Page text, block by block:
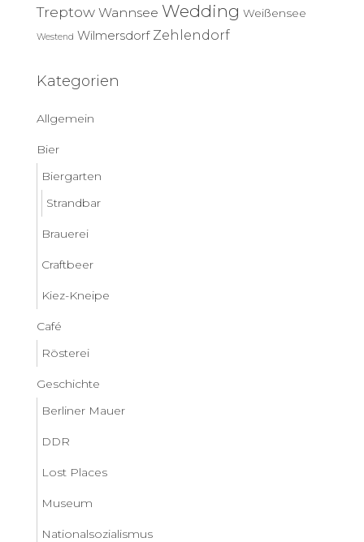
Treptow Wannsee Wedding Weißensee
Westend Wilmersdorf Zehlendorf
Kategorien
Allgemein
Bier
Biergarten
Strandbar
Brauerei
Craftbeer
Kiez-Kneipe
Café
Rösterei
Geschichte
Berliner Mauer
DDR
Lost Places
Museum
Nationalsozialismus